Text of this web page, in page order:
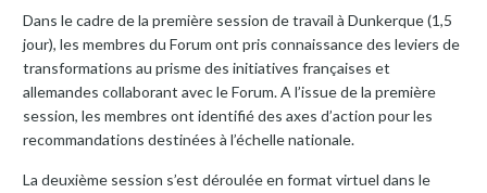
Dans le cadre de la première session de travail à Dunkerque (1,5
jour), les membres du Forum ont pris connaissance des leviers de
transformations au prisme des initiatives françaises et
allemandes collaborant avec le Forum. A l’issue de la première
session, les membres ont identifié des axes d’action pour les
recommandations destinées à l’échelle nationale.
La deuxième session s’est déroulée en format virtuel dans le